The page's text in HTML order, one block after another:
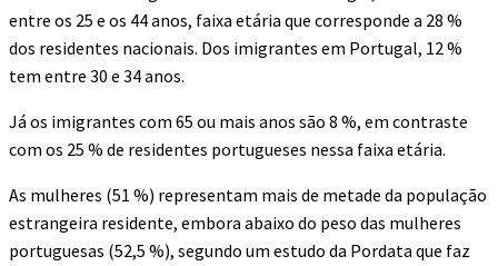
entre os 25 e os 44 anos, faixa etária que corresponde a 28 %
dos residentes nacionais. Dos imigrantes em Portugal, 12 %
tem entre 30 e 34 anos.
Já os imigrantes com 65 ou mais anos são 8 %, em contraste
com os 25 % de residentes portugueses nessa faixa etária.
As mulheres (51 %) representam mais de metade da população
estrangeira residente, embora abaixo do peso das mulheres
portuguesas (52,5 %), segundo um estudo da Pordata que faz